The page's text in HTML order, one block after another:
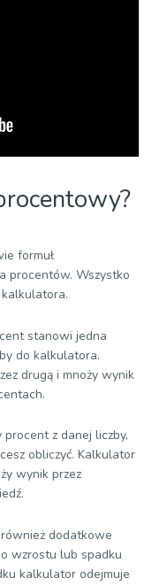
formuł
procentów. Wszystko
stanowi jedna
do kalkulatora.
drugą i mnoży wynik
z danej liczby,
obliczyć. Kalkulator
wynik przez
dodatkowe
wzrostu lub spadku
kalkulator odejmuje